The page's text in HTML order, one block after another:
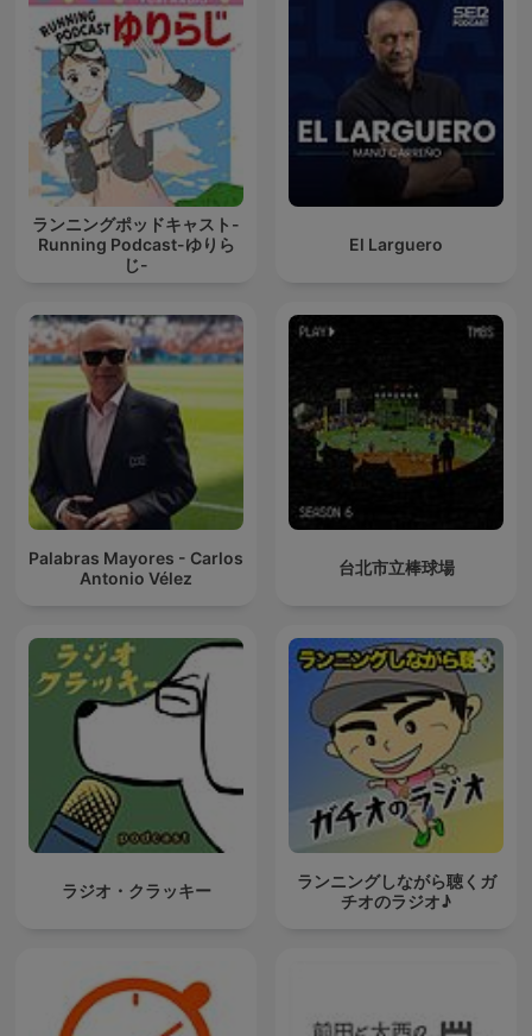
ランニングポッドキャスト-
Running Podcast-ゆりら
じ-
El Larguero
Palabras Mayores - Carlos
Antonio Vélez
台北市立棒球場
ラジオ・クラッキー
ランニングしながら聴くガ
チオのラジオ♪